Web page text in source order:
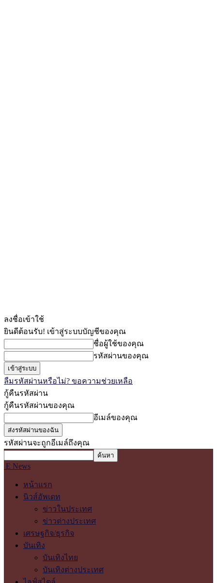
ลงชื่อเข้าใช้
ยินดีต้อนรับ! เข้าสู่ระบบบัญชีของคุณ
ชื่อผู้ใช้ของคุณ
รหัสผ่านของคุณ
ลืมรหัสผ่านหรือไม่? ขอความช่วยเหลือ
กู้คืนรหัสผ่าน
กู้คืนรหัสผ่านของคุณ
อีเมล์ของคุณ
รหัสผ่านจะถูกอีเมล์ถึงคุณ
E News
หน้าแรก
นิวส์อัพเดท
ข่าวในประเทศ
ข่าวต่างประเทศ
เศรษฐกิจ/ธุรกิจ
บันเทิง
บันเทิงไทย
บันเทิงต่างประเทศ